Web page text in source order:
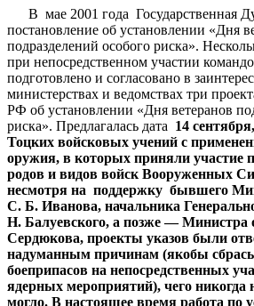
В мае 2001 года Государственная
постановление об установлении «Дня
подразделений особого риска».
при непосредственном участии
подготовлено и согласовано в
министерствах и ведомствах три
РФ об установлении «Дня ветеранов
риска». Предлагалась дата 14
Тоцких войсковых учений с
оружия, в которых приняли участие
родов и видов войск Вооруженных
несмотря на поддержку бывшего
С. Б. Иванова, начальника
Н. Балуевского, а позже —
Сердюкова, проекты указов были
надуманным причинам (якобы
боеприпасов на непосредственных
ядерных мероприятий), чего никогда
могло. В настоящее время работа по